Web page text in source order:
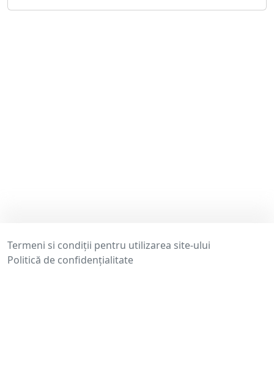
Termeni si condiții pentru utilizarea site-ului
Politică de confidențialitate